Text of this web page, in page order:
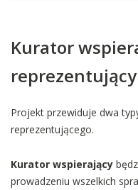
Kurator
reprezentujący
Projekt przewiduje dwa
reprezentującego.
Kurator wspierający
prowadzeniu wszelkich